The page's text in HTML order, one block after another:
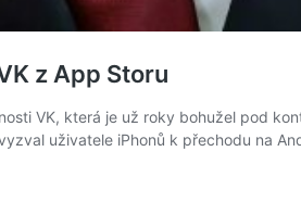
z App Storu
VK, která je už roky bohužel pod
uživatele iPhonů k přechodu na